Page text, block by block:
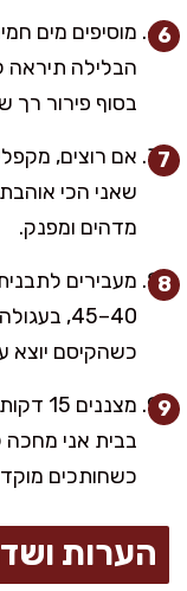
מוסיפים מים
הבלילה תיראה
בסוף פירור רך
אם רוצים,
שאני הכי
מדהים ומפנק.
כשהקיסם יוצא
כשחותכים
הערות